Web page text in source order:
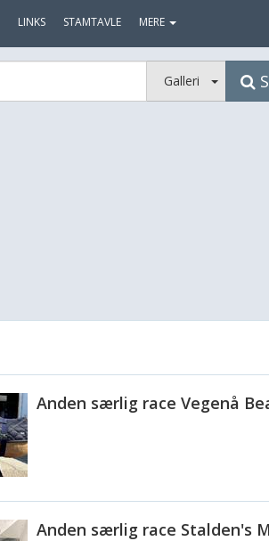
LINKS STAMTAVLE MERE
Galleri
Anden særlig race Vegenå
Anden særlig race Stalden's